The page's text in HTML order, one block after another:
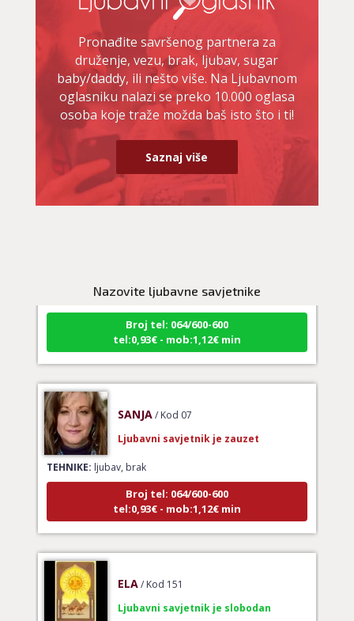
Pronađite savršenog partnera za
druženje, vezu, brak, ljubav, sugar
baby/daddy, ili nešto više. Na Ljubavnom
oglasniku nalazi se preko 10.000 oglasa
osoba koje traže možda baš isto što i ti!
Saznaj više
Nazovite ljubavne savjetnike
astrologija
Broj tel: 064/600-600
tel:0,93€ - mob:1,12€ min
TEHNIKE:ljubav, brak
Broj tel: 064/600-600
tel:0,93€ - mob:1,12€ min